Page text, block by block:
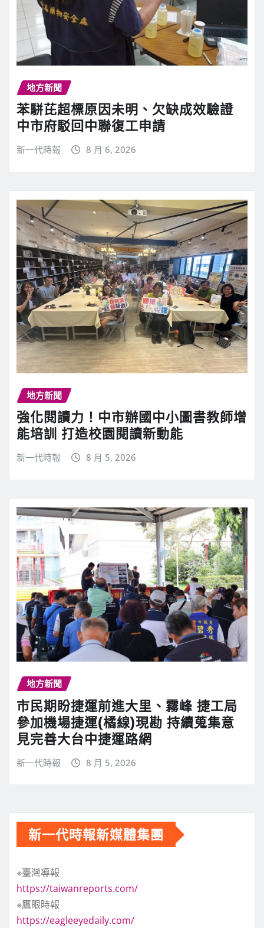
地方新聞
苯駢芘超標原因未明、欠缺成效驗證
中市府駁回中聯復工申請
新一代時報 8 月 6, 2026
地方新聞
強化閱讀力！中市辦國中小圖書教師增
能培訓 打造校園閱讀新動能
新一代時報 8 月 5, 2026
地方新聞
市民期盼捷運前進大里、霧峰 捷工局
參加機場捷運(橘線)現勘 持續蒐集意
見完善大台中捷運路網
新一代時報 8 月 5, 2026
新一代時報新媒體集團
※臺灣導報
https://taiwanreports.com/
※鷹眼時報
https://eagleeyedaily.com/